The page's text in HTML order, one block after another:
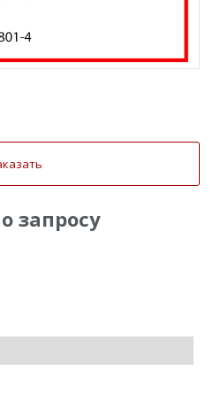
запросу